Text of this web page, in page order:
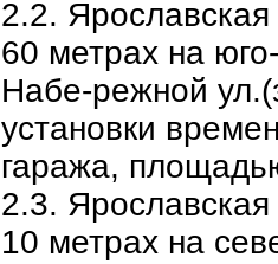
2.2.
60 метрах на
Набе-режной
установки
гаража,
2.3.
10 метрах на